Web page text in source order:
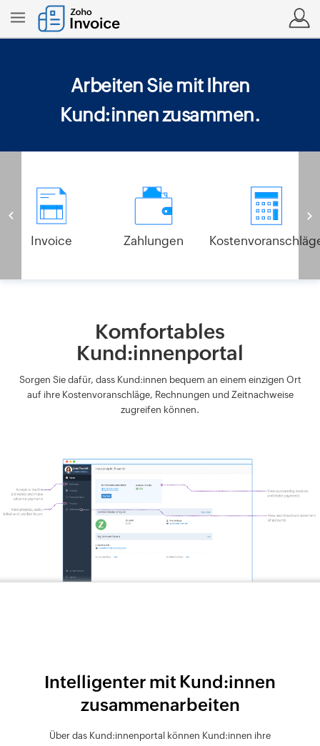
Arbeiten Sie mit Ihren
Kund:innen zusammen.
Invoice Zahlungen
Komfortables
Kund:innenportal
Sorgen Sie dafür, dass Kund:innen bequem an einem einzigen Ort
auf ihre Kostenvoranschläge, Rechnungen und Zeitnachweise
zugreifen können.
Intelligenter mit Kund:innen
zusammenarbeiten
Über das Kund:innenportal können Kund:innen ihre